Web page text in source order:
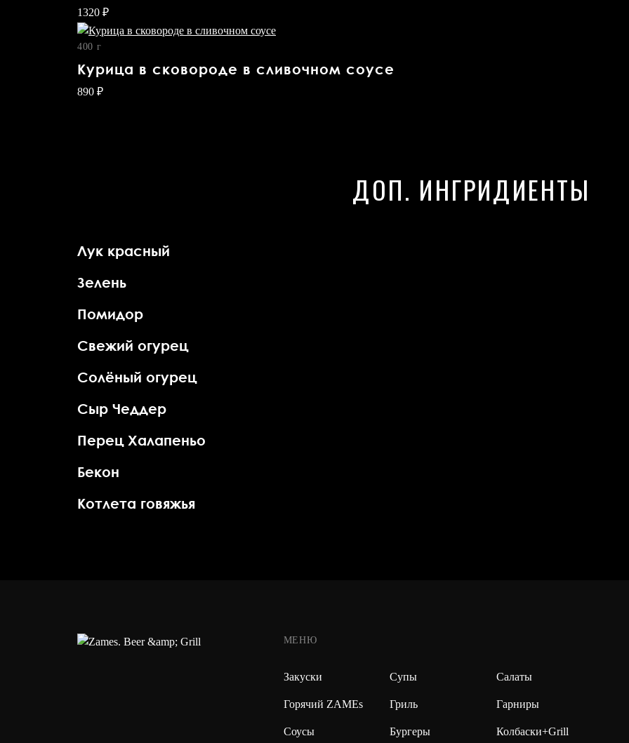
ПРЕДЛОЖЕНИЯ
РЕЗЮМЕ
1320 ₽
400 г
Курица в сковороде в сливочном соусе
890 ₽
ДОП. ИНГРИДИЕНТЫ
Лук красный
Зелень
Помидор
Свежий огурец
Солёный огурец
Сыр Чеддер
Перец Халапеньо
Бекон
Котлета говяжья
МЕНЮ
Закуски Супы Салаты
Горячий ZAMEs Гриль Гарниры
Соусы Бургеры Колбаски+Grill